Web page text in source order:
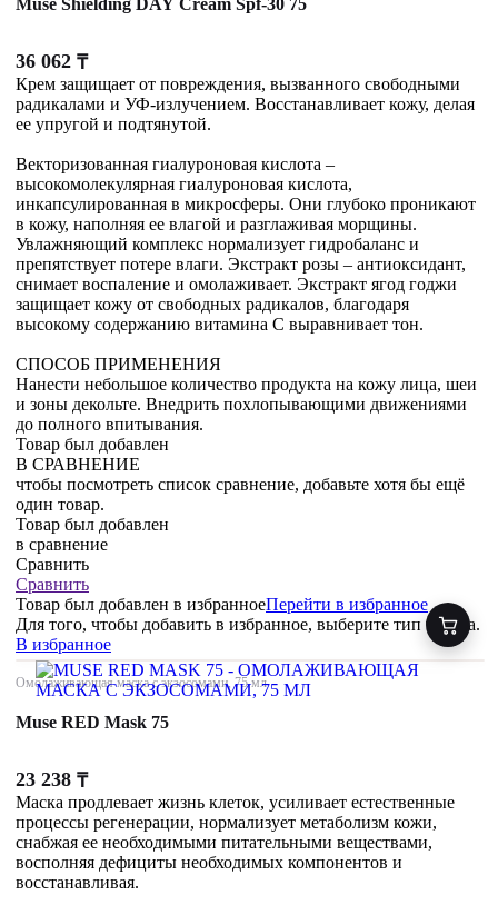
Muse Shielding DAY Cream Spf-30 75
36 062 ₸
Крем защищает от повреждения, вызванного свободными
радикалами и УФ-излучением. Восстанавливает кожу, делая
ее упругой и подтянутой.
Векторизованная гиалуроновая кислота –
высокомолекулярная гиалуроновая кислота,
инкапсулированная в микросферы. Они глубоко проникают
в кожу, наполняя ее влагой и разглаживая морщины.
Увлажняющий комплекс нормализует гидробаланс и
препятствует потере влаги. Экстракт розы – антиоксидант,
снимает воспаление и омолаживает. Экстракт ягод годжи
защищает кожу от свободных радикалов, благодаря
высокому содержанию витамина С выравнивает тон.
СПОСОБ ПРИМЕНЕНИЯ
Нанести небольшое количество продукта на кожу лица, шеи
и зоны декольте. Внедрить похлопывающими движениями
до полного впитывания.
Товар был добавлен
В СРАВНЕНИЕ
чтобы посмотреть список сравнение, добавьте хотя бы ещё
один товар.
Товар был добавлен
в сравнение
Сравнить
Сравнить
Товар был добавлен в избранноеПерейти в избранное
Для того, чтобы добавить в избранное, выберите тип товара.
В избранное
Омолаживающая маска с экзосомами, 75 мл
Muse RED Mask 75
23 238 ₸
Маска продлевает жизнь клеток, усиливает естественные
процессы регенерации, нормализует метаболизм кожи,
снабжая ее необходимыми питательными веществами,
восполняя дефициты необходимых компонентов и
восстанавливая.